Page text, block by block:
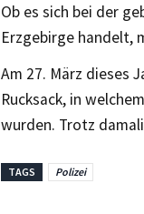
Ob es sich bei der
Erzgebirge handelt,
Am 27. März dieses
Rucksack, in
wurden. Trotz
TAGS Polizei